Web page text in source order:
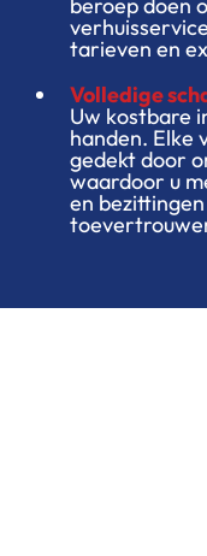
tarieven en
Volledige
Uw kostbare
handen. Elke
gedekt door
waardoor u
en